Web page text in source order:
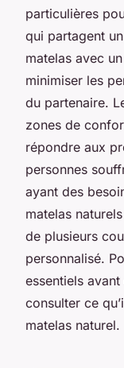
particulières
qui partagent
matelas avec
minimiser les
du partenaire.
zones de
répondre aux
personnes
ayant des
matelas
de plusieurs
personnalisé.
essentiels
consulter ce
matelas naturel.